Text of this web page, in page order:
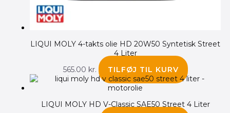
LIQUI MOLY 4-takts olie HD 20W50 Syntetisk Street
4 Liter
565.00 kr. TILFØJ TIL KURV
LIQUI MOLY HD V-Classic SAE50 Street 4 Liter